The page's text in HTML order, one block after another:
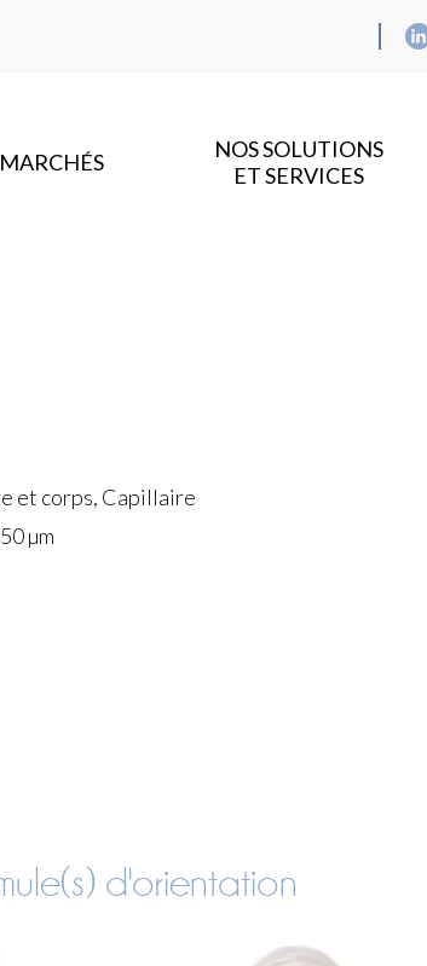
NOS SOLUTIONS
ET SERVICES
et corps, Capillaire
µm
d'orientation